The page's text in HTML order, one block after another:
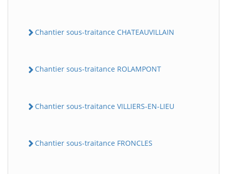
Chantier sous-traitance CHATEAUVILLAIN
Chantier sous-traitance ROLAMPONT
Chantier sous-traitance VILLIERS-EN-LIEU
Chantier sous-traitance FRONCLES